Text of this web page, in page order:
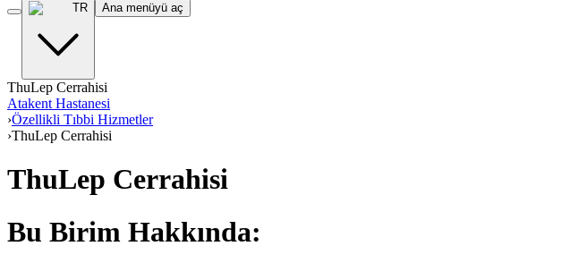
TR Ana menüyü aç
ThuLep Cerrahisi
Atakent Hastanesi
›Özellikli Tıbbi Hizmetler
›ThuLep Cerrahisi
ThuLep Cerrahisi
Bu Birim Hakkında: